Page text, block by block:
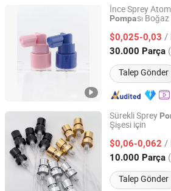
İnce Sprey
Pompası
$0,025-0,03 /
30.000 Parça
Talep Gönder
Ningbo Kylin Packaging Solutions
Zhejiang, China Fiyat
Sürekli Sprey
Şişesi için
$0,06-0,062 /
10.000 Parça
Talep Gönder
Yiwu Hangyu Technology Co., Ltd.
Zhejiang, China Fiyat